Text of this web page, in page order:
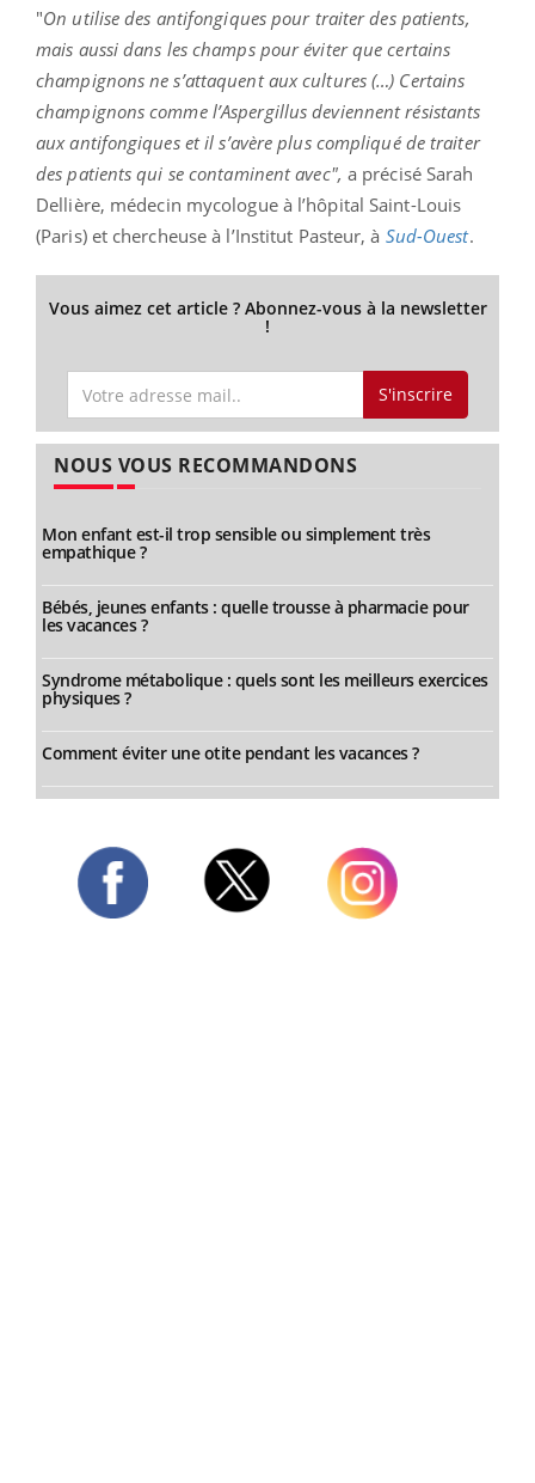
"On utilise des antifongiques pour traiter des patients,
mais aussi dans les champs pour éviter que certains
champignons ne s’attaquent aux cultures (…) Certains
champignons comme l’Aspergillus deviennent résistants
aux antifongiques et il s’avère plus compliqué de traiter
des patients qui se contaminent avec", a précisé Sarah
Dellière, médecin mycologue à l’hôpital Saint-Louis
(Paris) et chercheuse à l’Institut Pasteur, à Sud-Ouest.
Vous aimez cet article ? Abonnez-vous à la newsletter
!
S'inscrire
NOUS VOUS RECOMMANDONS
Mon enfant est-il trop sensible ou simplement très
empathique ?
Bébés, jeunes enfants : quelle trousse à pharmacie pour
les vacances ?
Syndrome métabolique : quels sont les meilleurs exercices
physiques ?
Comment éviter une otite pendant les vacances ?